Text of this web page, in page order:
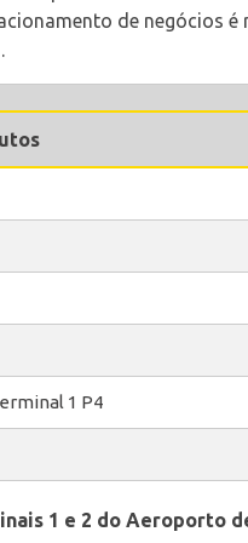
de negócios
1 P4
1 e 2 do Aeroporto